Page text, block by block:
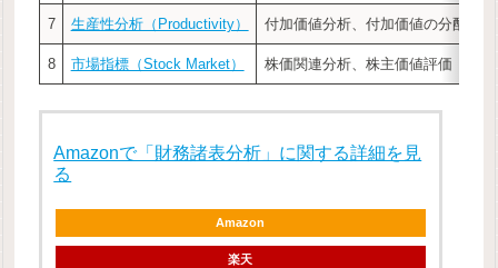
7 生産性分析（Productivity） 付加価値分析、付加価値の分配
8 市場指標（Stock Market） 株価関連分析、株主価値評価
Amazonで「財務諸表分析」に関する詳細を見
る
Amazon
楽天